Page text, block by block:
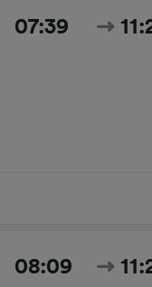
07:39
08:09